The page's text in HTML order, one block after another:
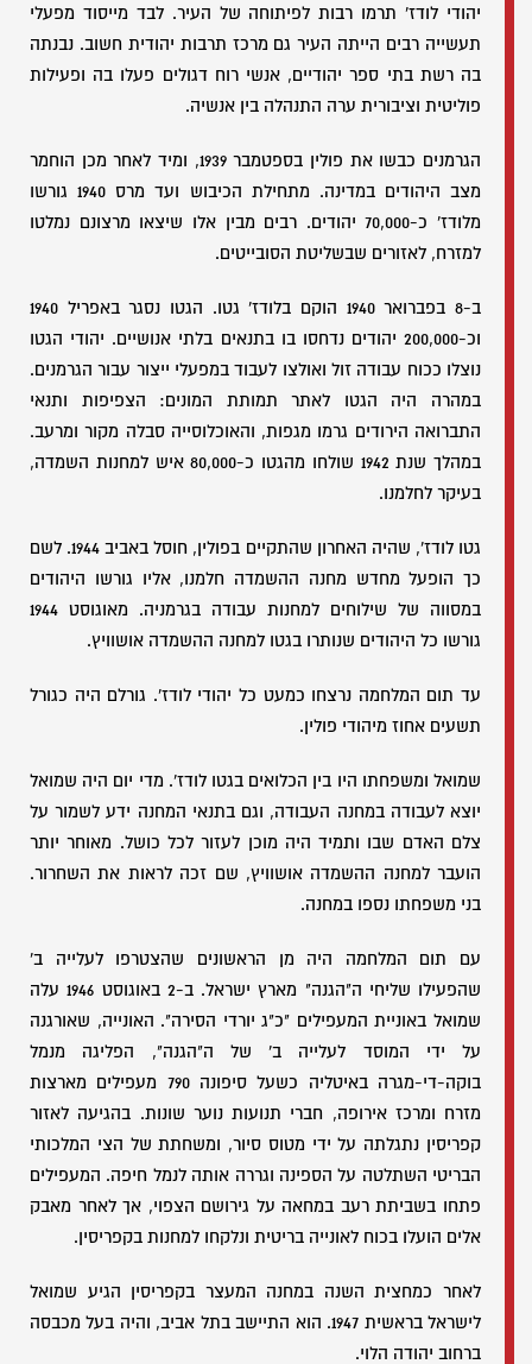
יהודי לודז' תרמו רבות לפיתוחה של העיר. לבד מייסוד מפעלי
תעשייה רבים הייתה העיר גם מרכז תרבות יהודית חשוב. נבנתה
בה רשת בתי ספר יהודיים, אנשי רוח דגולים פעלו בה ופעילות
פוליטית וציבורית ערה התנהלה בין אנשיה.
הגרמנים כבשו את פולין בספטמבר 1939, ומיד לאחר מכן הוחמר
מצב היהודים במדינה. מתחילת הכיבוש ועד מרס 1940 גורשו
מלודז' כ-70,000 יהודים. רבים מבין אלו שיצאו מרצונם נמלטו
למזרח, לאזורים שבשליטת הסובייטים.
ב-8 בפברואר 1940 הוקם בלודז' גטו. הגטו נסגר באפריל 1940
וכ-200,000 יהודים נדחסו בו בתנאים בלתי אנושיים. יהודי הגטו
נוצלו ככוח עבודה זול ואולצו לעבוד במפעלי ייצור עבור הגרמנים.
במהרה היה הגטו לאתר תמותת המונים: הצפיפות ותנאי
התברואה הירודים גרמו מגפות, והאוכלוסייה סבלה מקור ומרעב.
במהלך שנת 1942 שולחו מהגטו כ-80,000 איש למחנות השמדה,
בעיקר לחלמנו.
גטו לודז', שהיה האחרון שהתקיים בפולין, חוסל באביב 1944. לשם
כך הופעל מחדש מחנה ההשמדה חלמנו, אליו גורשו היהודים
במסווה של שילוחים למחנות עבודה בגרמניה. מאוגוסט 1944
גורשו כל היהודים שנותרו בגטו למחנה ההשמדה אושוויץ.
עד תום המלחמה נרצחו כמעט כל יהודי לודז'. גורלם היה כגורל
תשעים אחוז מיהודי פולין.
שמואל ומשפחתו היו בין הכלואים בגטו לודז'. מדי יום היה שמואל
יוצא לעבודה במחנה העבודה, וגם בתנאי המחנה ידע לשמור על
צלם האדם שבו ותמיד היה מוכן לעזור לכל כושל. מאוחר יותר
הועבר למחנה ההשמדה אושוויץ, שם זכה לראות את השחרור.
בני משפחתו נספו במחנה.
עם תום המלחמה היה מן הראשונים שהצטרפו לעלייה ב'
שהפעילו שליחי ה"הגנה" מארץ ישראל. ב-2 באוגוסט 1946 עלה
שמואל באוניית המעפילים "כ"ג יורדי הסירה". האונייה, שאורגנה
על ידי המוסד לעלייה ב' של ה"הגנה", הפליגה מנמל
בוקה-די-מגרה באיטליה כשעל סיפונה 790 מעפילים מארצות
מזרח ומרכז אירופה, חברי תנועות נוער שונות. בהגיעה לאזור
קפריסין נתגלתה על ידי מטוס סיור, ומשחתת של הצי המלכותי
הבריטי השתלטה על הספינה וגררה אותה לנמל חיפה. המעפילים
פתחו בשביתת רעב במחאה על גירושם הצפוי, אך לאחר מאבק
אלים הועלו בכוח לאונייה בריטית ונלקחו למחנות בקפריסין.
לאחר כמחצית השנה במחנה המעצר בקפריסין הגיע שמואל
לישראל בראשית 1947. הוא התיישב בתל אביב, והיה בעל מכבסה
ברחוב יהודה הלוי.